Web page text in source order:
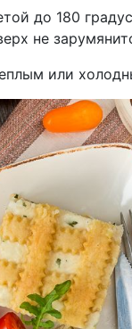
до 180
не
или